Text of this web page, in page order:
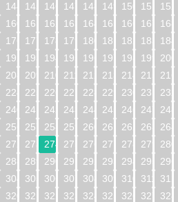
144
145 146 147 148 149 150 151 152
160
161 162 163 164 165 166 167 168
176
177 178 179 180 181 182 183 184
192
193 194 195 196 197 198 199 200
208
209 210 211 212 213 214 215 216
224
225 226 227 228 229 230 231 232
240
241 242 243 244 245 246 247 248
256
257 258 259 260 261 262 263 264
272
273 274 275 276 277 278 279 280
288
289 290 291 292 293 294 295 296
304
305 306 307 308 309 310 311 312
320
321 322 323 324 325 326 327 328